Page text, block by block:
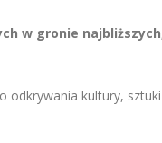
w gronie
odkrywania kultury,